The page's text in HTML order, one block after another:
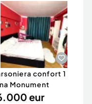
confort 1
Monument
eur